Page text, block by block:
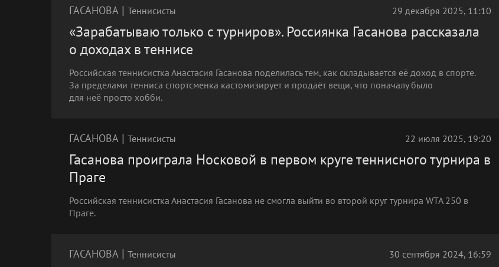
ГАСАНОВА | Теннисисты 29 декабря 2025, 11:10
«Зарабатываю только с турниров». Россиянка Гасанова рассказала
о доходах в теннисе
Российская теннисистка Анастасия Гасанова поделилась тем, как складывается её доход в спорте.
За пределами тенниса спортсменка кастомизирует и продаёт вещи, что поначалу было
для неё просто хобби.
ГАСАНОВА | Теннисисты 22 июля 2025, 19:20
Гасанова проиграла Носковой в первом круге теннисного турнира в
Праге
Российская теннисистка Анастасия Гасанова не смогла выйти во второй круг турнира WTA 250 в
Праге.
ГАСАНОВА | Теннисисты 30 сентября 2024, 16:59